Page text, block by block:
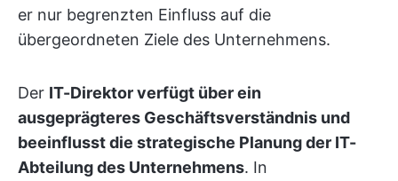
er nur begrenzten Einfluss auf die
übergeordneten Ziele des Unternehmens.
Der IT-Direktor verfügt über ein
ausgeprägteres Geschäftsverständnis und
beeinflusst die strategische Planung der IT-
Abteilung des Unternehmens. In